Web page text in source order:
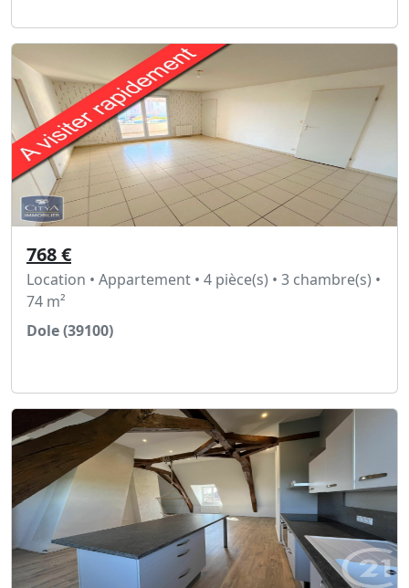
768 €
Location • Appartement • 4 pièce(s) • 3 chambre(s) •
74 m²
Dole (39100)